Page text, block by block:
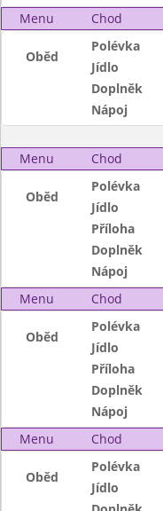
Menu
Chod
Oběd
Polévka
Jídlo
Doplněk
Nápoj
Menu Chod
Oběd
Polévka
Jídlo
Příloha
Doplněk
Nápoj
Menu
Chod
Oběd
Polévka
Jídlo
Příloha
Doplněk
Nápoj
Menu
Chod
Oběd
Polévka
Jídlo